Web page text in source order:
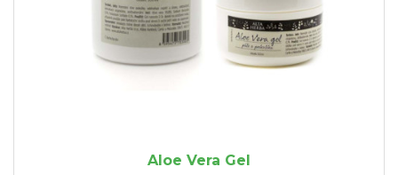
Aloe Vera Gel